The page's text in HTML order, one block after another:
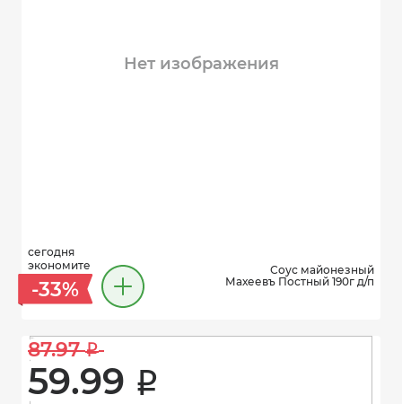
Нет изображения
сегодня
экономите
-33%
Соус майонезный
Махеевъ Постный 190г д/п
87.97 i
59.99 i